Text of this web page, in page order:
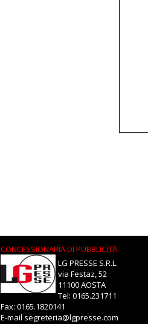
CONCESSIONARIA DI PUBBLICITÀ
LG PRESSE S.R.L.
via Festaz, 52
11100 AOSTA
Tel: 0165.231711
Fax: 0165.1820141
E-mail segreteria@lgpresse.com